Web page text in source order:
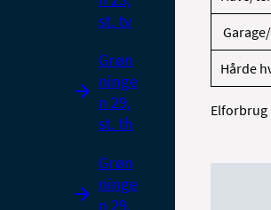
st. tv
Grøn
ninge
n 29,
st. th
Grøn
ninge
n 29,
Hårde
Elforbrug